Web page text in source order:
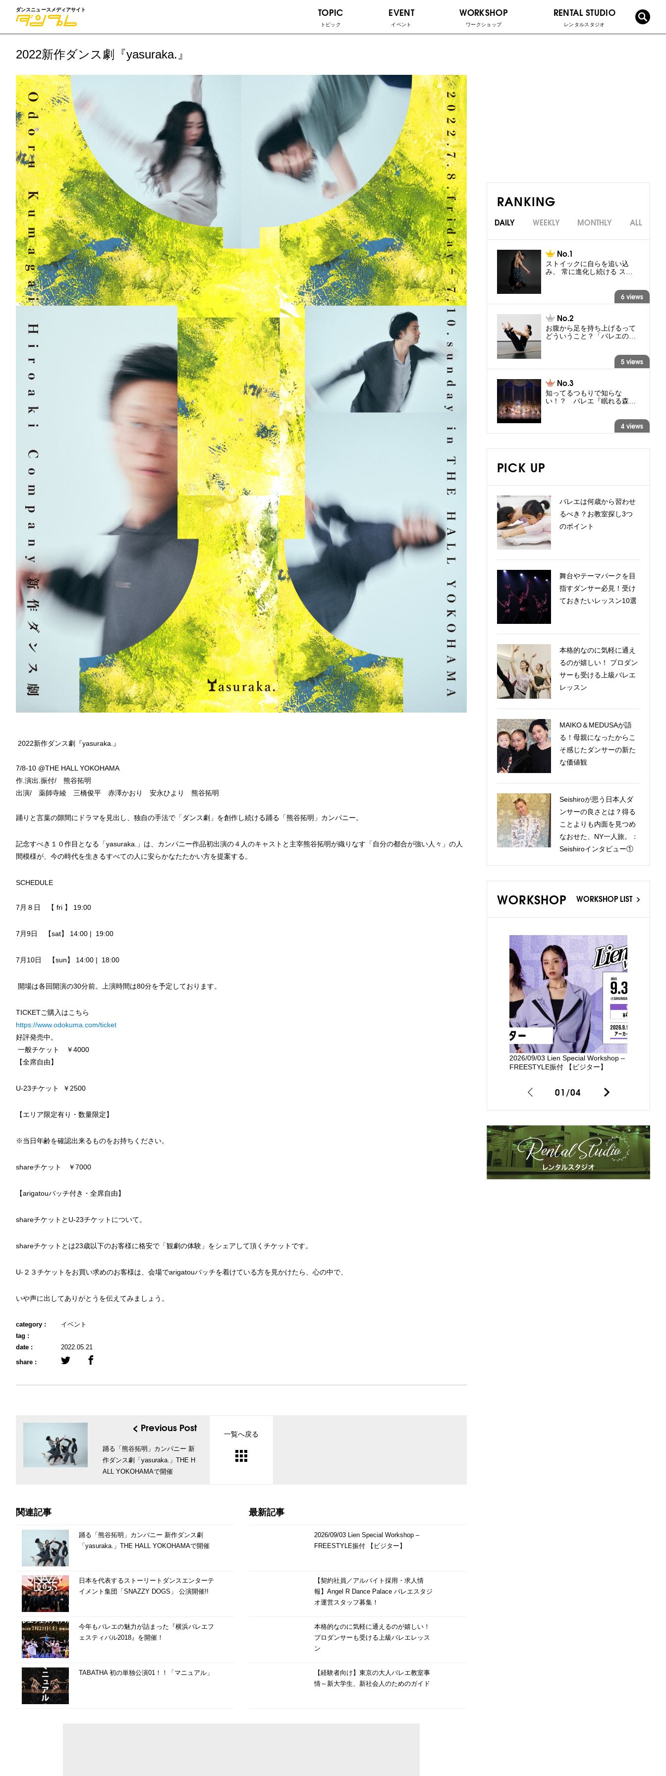
ダンスニュースメディアサイト TOPIC
トピック
EVENT
イベント
WORKSHOP
ワークショップ
RENTAL STUDIO
レンタルスタジオ
2022新作ダンス劇『yasuraka.』
2022新作ダンス劇『yasuraka.』
7/8-10 @THE HALL YOKOHAMA
作.演出.振付/ 熊谷拓明
出演/ 薬師寺綾 三橋俊平 赤澤かおり 安永ひより 熊谷拓明
踊りと言葉の隙間にドラマを見出し、独自の手法で「ダンス劇」を創作し続ける踊る「熊谷拓明」カンパニー。
記念すべき１０作目となる「yasuraka.」は、カンパニー作品初出演の４人のキャストと主宰熊谷拓明が織りなす「自分の都合が強い人々」の人
間模様が、今の時代を生きるすべての人に安らかなたたかい方を提案する。
SCHEDULE
7月８日 【 fri 】 19:00
7月9日 【sat】 14:00 | 19:00
7月10日 【sun】 14:00 | 18:00
開場は各回開演の30分前。上演時間は80分を予定しております。
TICKETご購入はこちら
https://www.odokuma.com/ticket
好評発売中。
一般チケット ￥4000
【全席自由】
U-23チケット ￥2500
【エリア限定有り・数量限定】
※当日年齢を確認出来るものをお持ちください。
shareチケット ￥7000
【arigatouバッチ付き・全席自由】
shareチケットとU-23チケットについて。
shareチケットとは23歳以下のお客様に格安で「観劇の体験」をシェアして頂くチケットです。
U-２３チケットをお買い求めのお客様は、会場でarigatouバッチを着けている方を見かけたら、心の中で、
いや声に出してありがとうを伝えてみましょう。
category :
イベント
tag :
date :
2022.05.21
share :
< Previous Post
踊る「熊谷拓明」カンパニー 新
作ダンス劇「yasuraka.」THE H
ALL YOKOHAMAで開催
一覧へ戻る
関連記事
踊る「熊谷拓明」カンパニー 新作ダンス劇
「yasuraka.」THE HALL YOKOHAMAで開催
日本を代表するストーリートダンスエンターテ
イメント集団「SNAZZY DOGS」 公演開催!!
今年もバレエの魅力が詰まった『横浜バレエフ
ェスティバル2018』を開催！
TABATHA 初の単独公演01！！「マニュアル」
最新記事
2026/09/03 Lien Special Workshop –
FREESTYLE振付 【ビジター】
【契約社員／アルバイト採用・求人情
報】Angel R Dance Palace バレエスタジ
オ運営スタッフ募集！
本格的なのに気軽に通えるのが嬉しい！
プロダンサーも受ける上級バレエレッス
ン
【経験者向け】東京の大人バレエ教室事
情～新大学生、新社会人のためのガイド
RANKING
DAILY WEEKLY MONTHLY ALL
ストイックに自らを追い込
み、 常に進化し続ける ス…
6 views
お腹から足を持ち上げるって
どういうこと？「バレエの…
5 views
知ってるつもりで知らな
い！？ バレエ『眠れる森…
4 views
PICK UP
バレエは何歳から習わせ
るべき？お教室探し3つ
のポイント
舞台やテーマパークを目
指すダンサー必見！受け
ておきたいレッスン10選
本格的なのに気軽に通え
るのが嬉しい！ プロダン
サーも受ける上級バレエ
レッスン
MAIKO＆MEDUSAが語
る！母親になったからこ
そ感じたダンサーの新た
な価値観
Seishiroが思う日本人ダ
ンサーの良さとは？得る
ことよりも内面を見つめ
なおせた、NY一人旅。：
Seishiroインタビュー①
WORKSHOP WORKSHOP LIST
2026/09/03 Lien Special Workshop –
FREESTYLE振付 【ビジター】
01/04